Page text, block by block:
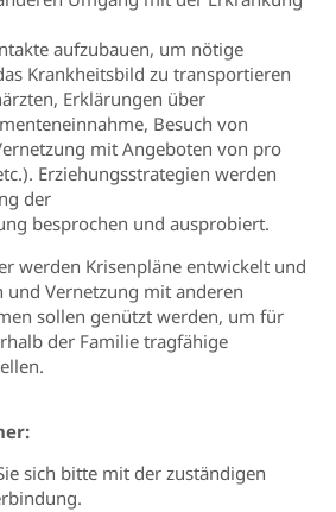
aufzubauen, um nötige
Krankheitsbild zu transportieren
Erklärungen über
Besuch von
mit Angeboten von pro
Erziehungsstrategien werden
der
besprochen und ausprobiert.
werden Krisenpläne entwickelt und
und Vernetzung mit anderen
sollen genützt werden, um für
der Familie tragfähige
sich bitte mit der zuständigen